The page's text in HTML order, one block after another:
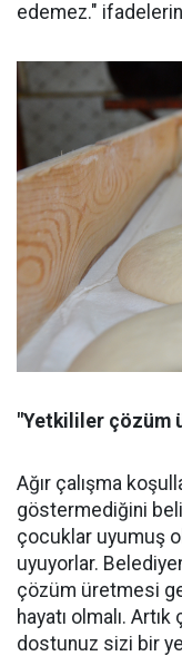
edemez."
"Yetkililer çözüm
Ağır çalışma
göstermediğini
çocuklar uyumuş
uyuyorlar.
çözüm üretmesi
hayatı olmalı.
dostunuz sizi bir